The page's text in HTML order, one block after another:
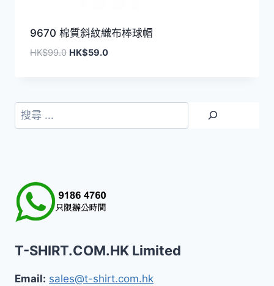
9670 棉質斜紋織布棒球帽
HK$99.0 原
HK$59.0目
搜
尋
T-SHIRT.COM.HK Limited
Email: sales@t-shirt.com.hk